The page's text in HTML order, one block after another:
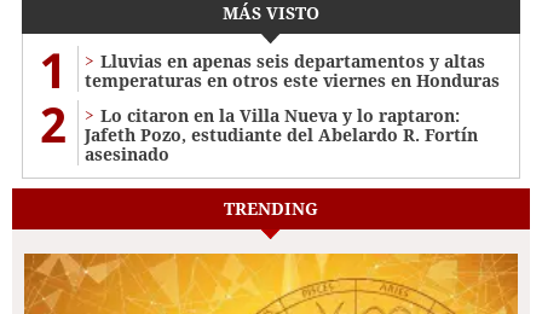
MÁS VISTO
1
Lluvias en apenas seis departamentos y altas
temperaturas en otros este viernes en Honduras
2
Lo citaron en la Villa Nueva y lo raptaron:
Jafeth Pozo, estudiante del Abelardo R. Fortín
asesinado
TRENDING